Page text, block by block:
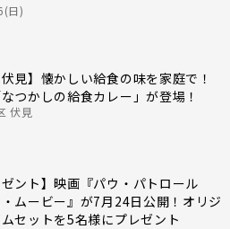
日)
伏見】懐かしい給食の味を家庭で！
つかしの給食カレー」が登場！
伏見
ゼント】映画『パウ・パトロール
ムービー』が7月24日公開！オリジ
セットを5名様にプレゼント